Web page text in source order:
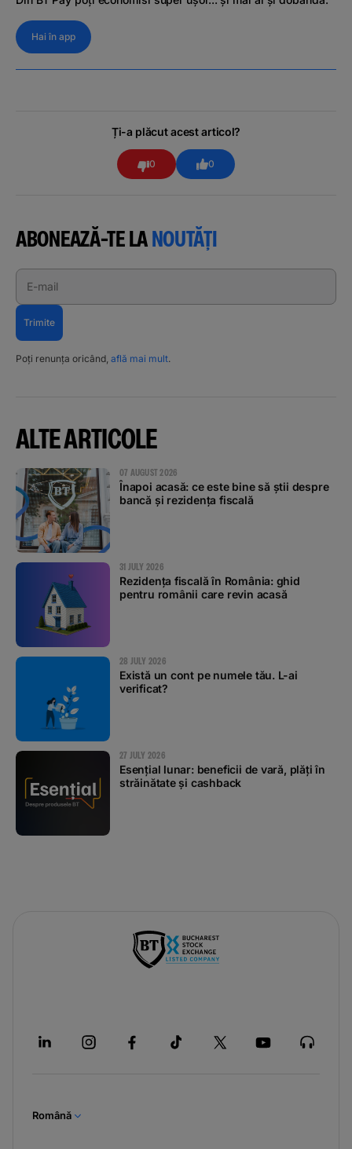
Hai în app
Ți-a plăcut acest articol?
0 0
ABONEAZĂ-TE LANOUTĂȚI
E-mail
Trimite
Poți renunța oricând, află mai mult.
ALTE ARTICOLE
07 AUGUST 2026
Înapoi acasă: ce este bine să știi despre
bancă și rezidența fiscală
31 JULY 2026
Rezidența fiscală în România: ghid
pentru românii care revin acasă
28 JULY 2026
Există un cont pe numele tău. L-ai
verificat?
27 JULY 2026
Esențial lunar: beneficii de vară, plăți în
străinătate și cashback
Română